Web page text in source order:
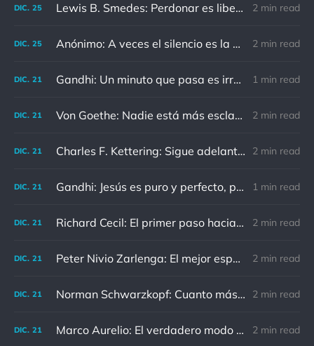
DIC. 25 Lewis B. Smedes: Perdonar es liberar a un prisionero y descubrir que el prisionero eras tú 2 min read
DIC. 25 Anónimo: A veces el silencio es la mejor respuesta 2 min read
DIC. 21 Gandhi: Un minuto que pasa es irrecuperable. Conociendo esto, ¿cómo podemos malgastar tantas horas? 1 min read
DIC. 21 Von Goethe: Nadie está más esclavizado que aquellos que falsamente creen que son libres. 2 min read
DIC. 21 Charles F. Kettering: Sigue adelante, y es probable que tropieces con algo, tal vez cuando menos lo esperes. Nunca he escuchado hablar de alguien algu 2 min read
DIC. 21 Gandhi: Jesús es puro y perfecto, pero vosotros los cristianos no sois como él. 1 min read
DIC. 21 Richard Cecil: El primer paso hacia el conocimiento es saber que somos ignorantes. 2 min read
DIC. 21 Peter Nivio Zarlenga: El mejor espejo es un viejo amigo. 2 min read
DIC. 21 Norman Schwarzkopf: Cuanto más sudes por la paz, menos sangras por la guerra. 2 min read
DIC. 21 Marco Aurelio: El verdadero modo de vengarse de un enemigo es no parecérsele. 2 min read